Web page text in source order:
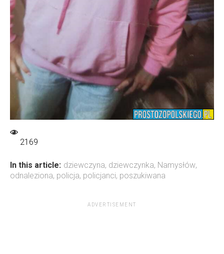
2169
In this article: dziewczyna, dziewczynka, Namysłów,
odnaleziona, policja, policjanci, poszukiwana
ADVERTISEMENT